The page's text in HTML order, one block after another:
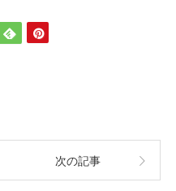
次の記事